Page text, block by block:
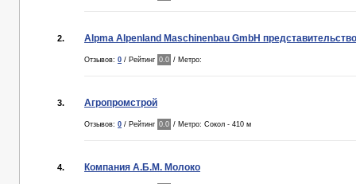
2. Alpma Alpenland Maschinenbau GmbH представительство
Отзывов: 0 / Рейтинг 0.0 / Метро:
3. Агропромстрой
Отзывов: 0 / Рейтинг 0.0 / Метро: Сокол - 410 м
4. Компания А.Б.М. Молоко